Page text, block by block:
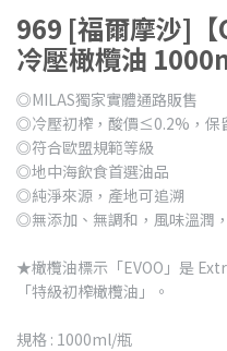
969 [福爾摩沙]【
冷壓橄欖油
◎MILAS獨家實體通路販售
◎冷壓初榨，酸價≤0.2%，保
◎符合歐盟規範等級
◎地中海飲食首選油品
◎純淨來源，產地可追溯
◎無添加、無調和，風味溫潤
★橄欖油標示「EVOO」是
「特級初榨橄欖油」。
規格 : 1000ml/瓶